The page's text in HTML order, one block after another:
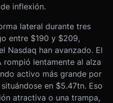
inflexión.
lateral durante tres
entre $190 y $209,
Nasdaq han avanzado. El
rompió lentamente al alza
activo más grande por
en $5.47tn. Eso
atractiva o una trampa,